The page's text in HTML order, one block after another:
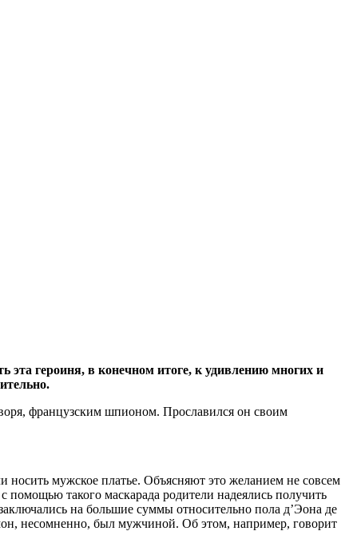
героиня, в конечном итоге, к удивлению многих и
французским шпионом. Прославился он своим
носить мужское платье. Объясняют это желанием не совсем
помощью такого маскарада родители надеялись получить
на большие суммы относительно пола д’Эона де
несомненно, был мужчиной. Об этом, например, говорит